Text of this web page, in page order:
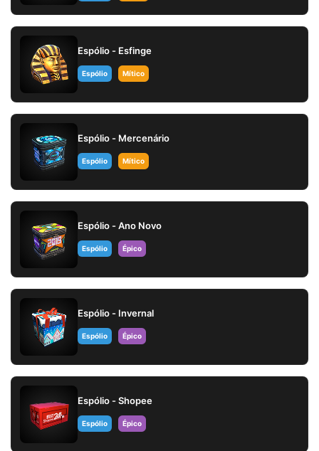
Espólio - Esfinge
Espólio Mítico
Espólio - Mercenário
Espólio Mítico
Espólio - Ano Novo
Espólio Épico
Espólio - Invernal
Espólio Épico
Espólio - Shopee
Espólio Épico